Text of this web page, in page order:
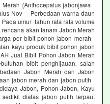
(Anthocepalus jabonjawa
Nov Perbedaan warna daun
umur tahun rata rata volume
akan tanam Jabon Merah
per bibit pohon jabon merah
kayu produk bibit pohon jabon
Jual Bibit Pohon Jabon Merah
bibit penghijauan, salah
Jabon Merah dan Jabon
jabon merah dan jabon putih
Jabon, Pohon Jabon, Kayu
diatas jabon putih terpaut